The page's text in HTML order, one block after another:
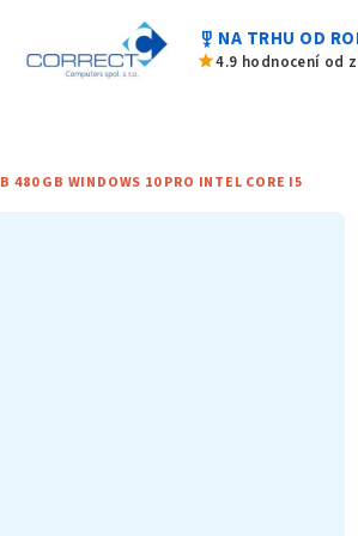
military_tech NA TRHU OD
star4.9 hodnocení od
480 GB WINDOWS 10 PRO INTEL CORE I5